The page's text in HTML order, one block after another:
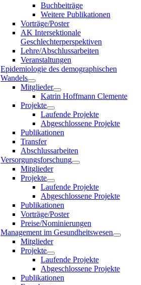
Buchbeiträge
Weitere Publikationen
Vorträge/Poster
AK Intersektionale
Geschlechterperspektiven
Lehre/Abschlussarbeiten
Veranstaltungen
Epidemiologie des demographischen
Wandels
Mitglieder
Katrin Hoffmann Clemente
Projekte
Laufende Projekte
Abgeschlossene Projekte
Publikationen
Transfer
Abschlussarbeiten
Versorgungsforschung
Mitglieder
Projekte
Laufende Projekte
Abgeschlossene Projekte
Publikationen
Vorträge/Poster
Preise/Nominierungen
Management im Gesundheitswesen
Mitglieder
Projekte
Laufende Projekte
Abgeschlossene Projekte
Publikationen